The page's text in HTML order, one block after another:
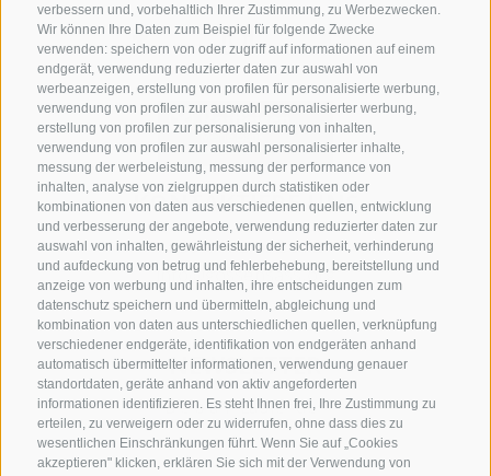
verbessern und, vorbehaltlich Ihrer Zustimmung, zu Werbezwecken.
Wir können Ihre Daten zum Beispiel für folgende Zwecke
verwenden: speichern von oder zugriff auf informationen auf einem
endgerät, verwendung reduzierter daten zur auswahl von
werbeanzeigen, erstellung von profilen für personalisierte werbung,
verwendung von profilen zur auswahl personalisierter werbung,
erstellung von profilen zur personalisierung von inhalten,
verwendung von profilen zur auswahl personalisierter inhalte,
messung der werbeleistung, messung der performance von
inhalten, analyse von zielgruppen durch statistiken oder
kombinationen von daten aus verschiedenen quellen, entwicklung
und verbesserung der angebote, verwendung reduzierter daten zur
auswahl von inhalten, gewährleistung der sicherheit, verhinderung
und aufdeckung von betrug und fehlerbehebung, bereitstellung und
anzeige von werbung und inhalten, ihre entscheidungen zum
datenschutz speichern und übermitteln, abgleichung und
kombination von daten aus unterschiedlichen quellen, verknüpfung
verschiedener endgeräte, identifikation von endgeräten anhand
automatisch übermittelter informationen, verwendung genauer
standortdaten, geräte anhand von aktiv angeforderten
informationen identifizieren. Es steht Ihnen frei, Ihre Zustimmung zu
erteilen, zu verweigern oder zu widerrufen, ohne dass dies zu
wesentlichen Einschränkungen führt. Wenn Sie auf „Cookies
akzeptieren" klicken, erklären Sie sich mit der Verwendung von
KONTAKTIERE UNS
+39 0472 632 372
info@gossensass.org
NEWSLETTER
Bleib am Laufenden